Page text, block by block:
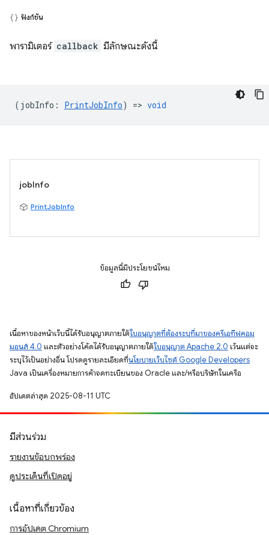
ฟังก์ชัน
พารามิเตอร์ callback มีลักษณะดังนี้
( jobInfo : PrintJobInfo) => void
jobInfo
PrintJobInfo
ข้อมูลนี้มีประโยชน์ไหม
เนื้อหาของหน้าเว็บนี้ได้รับอนุญาตภายใต้ใบอนุญาตที่ต้องระบุที่มาของครีเอทีฟคอม
มอนส์ 4.0 และตัวอย่างโค้ดได้รับอนุญาตภายใต้ใบอนุญาต Apache 2.0 เว้นแต่จะ
ระบุไว้เป็นอย่างอื่น โปรดดูรายละเอียดที่นโยบายเว็บไซต์ Google Developers
Java เป็นเครื่องหมายการค้าจดทะเบียนของ Oracle และ/หรือบริษัทในเครือ
อัปเดตล่าสุด 2025-08-11 UTC
มีส่วนร่วม
รายงานข้อบกพร่อง
ดูประเด็นที่เปิดอยู่
เนื้อหาที่เกี่ยวข้อง
การอัปเดต Chromium